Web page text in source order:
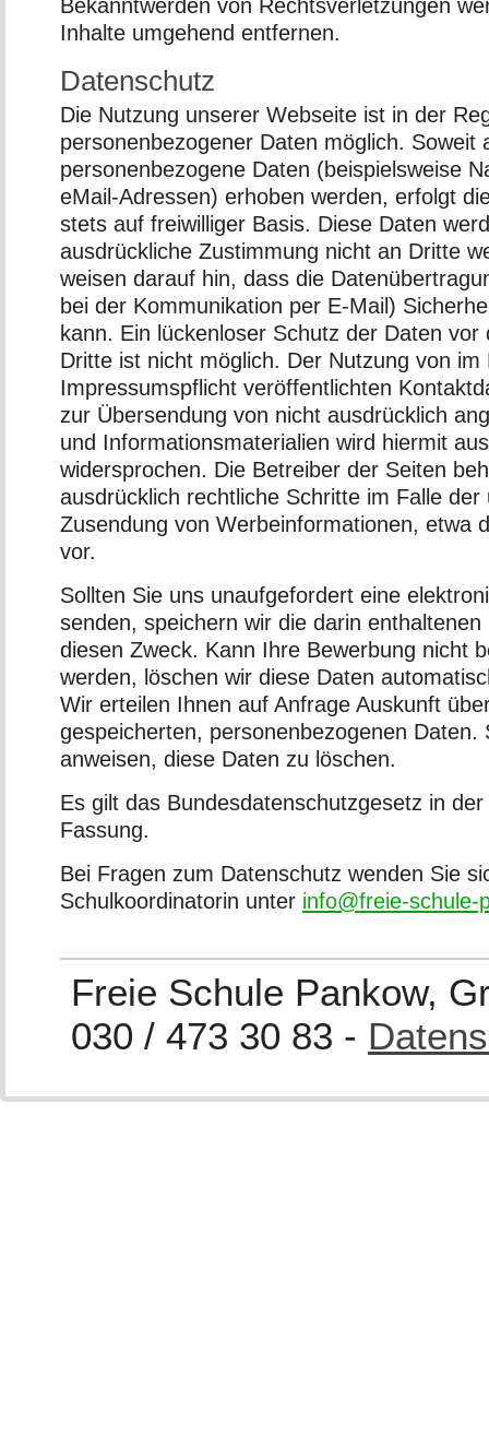
Inhalte umgehend entfernen.
Datenschutz
Die Nutzung unserer Webseite ist in der
personenbezogener Daten möglich. Soweit
personenbezogene Daten (beispielsweise
eMail-Adressen) erhoben werden, erfolgt
stets auf freiwilliger Basis. Diese Daten
ausdrückliche Zustimmung nicht an Dritte
weisen darauf hin, dass die
bei der Kommunikation per E-Mail)
kann. Ein lückenloser Schutz der Daten
Dritte ist nicht möglich. Der Nutzung von im
Impressumspflicht veröffentlichten
zur Übersendung von nicht ausdrücklich
und Informationsmaterialien wird hiermit
widersprochen. Die Betreiber der Seiten
ausdrücklich rechtliche Schritte im Falle der
Zusendung von Werbeinformationen, etwa
vor.
Sollten Sie uns unaufgefordert eine
senden, speichern wir die darin
diesen Zweck. Kann Ihre Bewerbung nicht
werden, löschen wir diese Daten
Wir erteilen Ihnen auf Anfrage Auskunft
gespeicherten, personenbezogenen Daten.
anweisen, diese Daten zu löschen.
Es gilt das Bundesdatenschutzgesetz in
Fassung.
Bei Fragen zum Datenschutz wenden Sie
Schulkoordinatorin unter info@freie-schule-
Freie Schule Pankow,
030 / 473 30 83 -